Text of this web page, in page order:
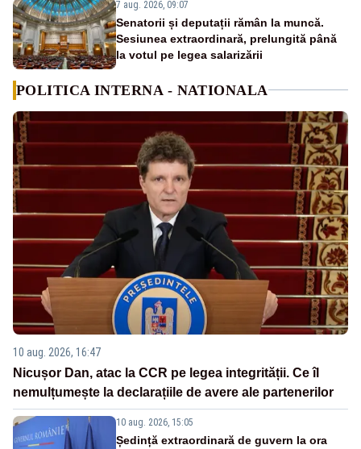
7 aug. 2026, 09:07
Senatorii și deputații rămân la muncă.
Sesiunea extraordinară, prelungită până
la votul pe legea salarizării
POLITICA INTERNA - NATIONALA
10 aug. 2026, 16:47
Nicușor Dan, atac la CCR pe legea integrității. Ce îl
nemulțumește la declarațiile de avere ale partenerilor
10 aug. 2026, 15:05
Ședință extraordinară de guvern la ora